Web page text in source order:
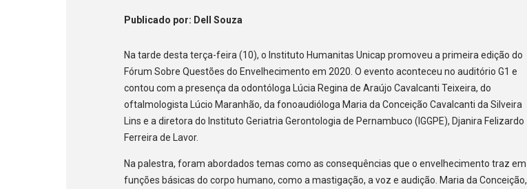
Publicado por: Dell Souza
Na tarde desta terça-feira (10), o Instituto Humanitas Unicap promoveu a primeira edição do
Fórum Sobre Questões do Envelhecimento em 2020. O evento aconteceu no auditório G1 e
contou com a presença da odontóloga Lúcia Regina de Araújo Cavalcanti Teixeira, do
oftalmologista Lúcio Maranhão, da fonoaudióloga Maria da Conceição Cavalcanti da Silveira
Lins e a diretora do Instituto Geriatria Gerontologia de Pernambuco (IGGPE), Djanira Felizardo
Ferreira de Lavor.
Na palestra, foram abordados temas como as consequências que o envelhecimento traz em
funções básicas do corpo humano, como a mastigação, a voz e audição. Maria da Conceição,